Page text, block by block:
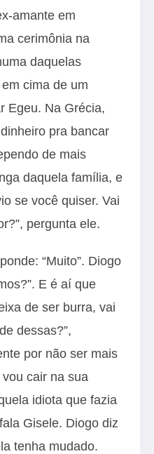
amante em
cerimônia na
daquelas
cima de um
Egeu. Na Grécia,
pra bancar
de mais
daquela família, e
se você quiser. Vai
pergunta ele.
“Muito”. Diogo
E é aí que
de ser burra, vai
dessas?”,
por não ser mais
cair na sua
idiota que fazia
Gisele. Diogo diz
tenha mudado.